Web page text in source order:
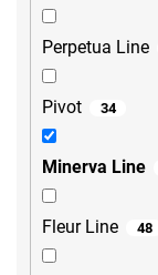
Perpetua Line
Pivot 34
Minerva Line
Fleur Line 48